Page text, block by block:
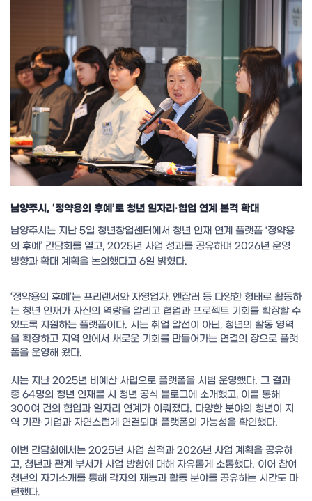
남양주시, ‘정약용의 후예’로 청년 일자리·협업 연계 본격 확대
남양주시는 지난 5일 청년창업센터에서 청년 인재 연계 플랫폼 ‘정약용
의 후예’ 간담회를 열고, 2025년 사업 성과를 공유하며 2026년 운영
방향과 확대 계획을 논의했다고 6일 밝혔다.
‘정약용의 후예’는 프리랜서와 자영업자, 엔잡러 등 다양한 형태로 활동하
는 청년 인재가 자신의 역량을 알리고 협업과 프로젝트 기회를 확장할 수
있도록 지원하는 플랫폼이다. 시는 취업 알선이 아닌, 청년의 활동 영역
을 확장하고 지역 안에서 새로운 기회를 만들어가는 연결의 장으로 플랫
폼을 운영해 왔다.
시는 지난 2025년 비예산 사업으로 플랫폼을 시범 운영했다. 그 결과
총 64명의 청년 인재를 시 청년 공식 블로그에 소개했고, 이를 통해
300여 건의 협업과 일자리 연계가 이뤄졌다. 다양한 분야의 청년이 지
역 기관·기업과 자연스럽게 연결되며 플랫폼의 가능성을 확인했다.
이번 간담회에서는 2025년 사업 실적과 2026년 사업 계획을 공유하
고, 청년과 관계 부서가 사업 방향에 대해 자유롭게 소통했다. 이어 참여
청년의 자기소개를 통해 각자의 재능과 활동 분야를 공유하는 시간도 마
련했다.